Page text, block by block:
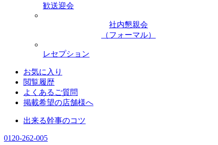
歓送迎会
社内懇親会
（フォーマル）
レセプション
お気に入り
閲覧履歴
よくあるご質問
掲載希望の店舗様へ
出来る幹事のコツ
0120-262-005